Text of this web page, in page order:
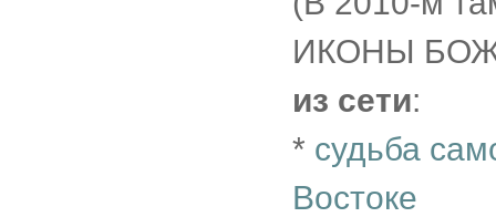
ИКОНЫ
из сети:
* судьба
Востоке